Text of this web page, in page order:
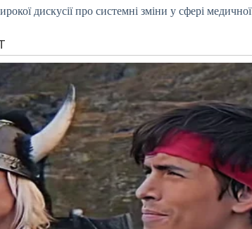
дискусії про системні зміни у сфері медичної